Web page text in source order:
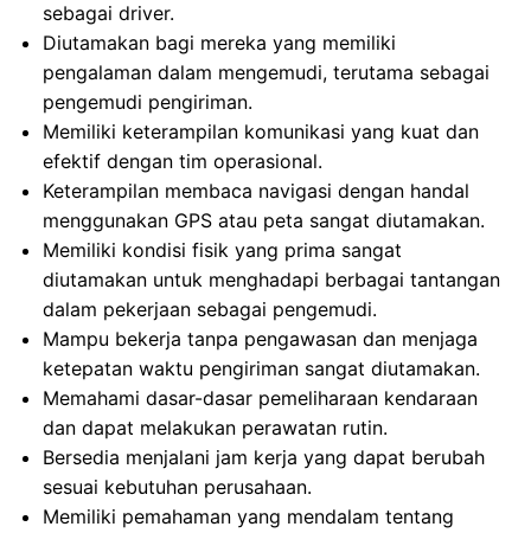
sebagai driver.
Diutamakan bagi mereka yang memiliki
pengalaman dalam mengemudi, terutama sebagai
pengemudi pengiriman.
Memiliki keterampilan komunikasi yang kuat dan
efektif dengan tim operasional.
Keterampilan membaca navigasi dengan handal
menggunakan GPS atau peta sangat diutamakan.
Memiliki kondisi fisik yang prima sangat
diutamakan untuk menghadapi berbagai tantangan
dalam pekerjaan sebagai pengemudi.
Mampu bekerja tanpa pengawasan dan menjaga
ketepatan waktu pengiriman sangat diutamakan.
Memahami dasar-dasar pemeliharaan kendaraan
dan dapat melakukan perawatan rutin.
Bersedia menjalani jam kerja yang dapat berubah
sesuai kebutuhan perusahaan.
Memiliki pemahaman yang mendalam tentang